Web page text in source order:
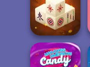
Solitaire
Mahjong Classic
2